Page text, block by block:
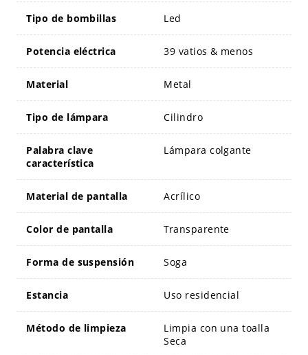
Tipo de bombillas Led
Potencia eléctrica 39 vatios & menos
Material Metal
Tipo de lámpara Cilindro
Palabra clave
característica
Lámpara colgante
Material de pantalla Acrílico
Color de pantalla Transparente
Forma de suspensión Soga
Estancia Uso residencial
Método de limpieza
Limpia con una toalla
Seca